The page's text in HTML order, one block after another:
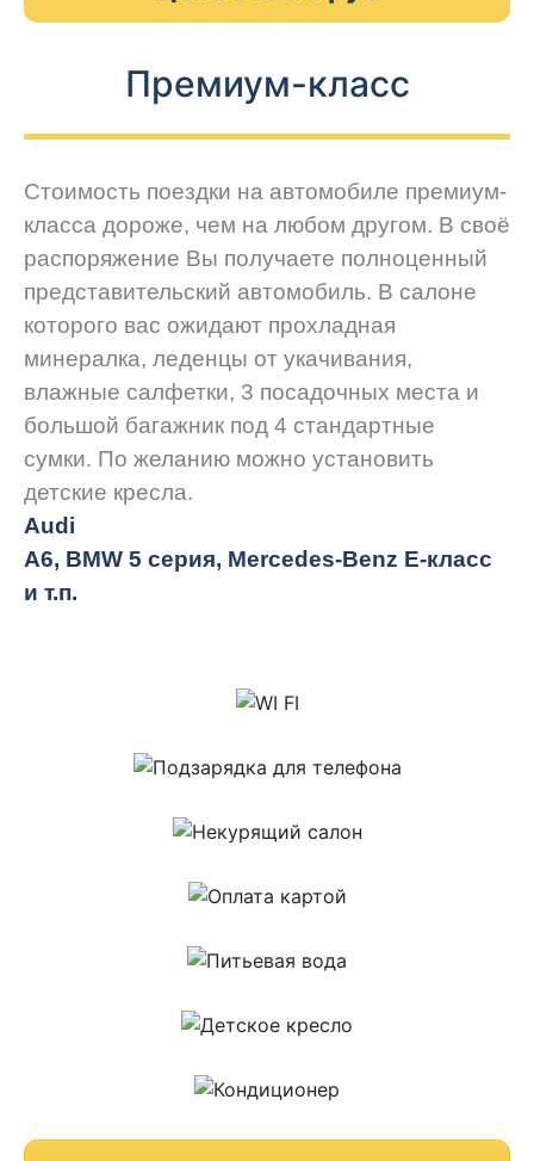
Премиум-класс
Стоимость поездки на автомобиле премиум-
класса дороже, чем на любом другом. В своё
распоряжение Вы получаете полноценный
представительский автомобиль. В салоне
которого вас ожидают прохладная
минералка, леденцы от укачивания,
влажные салфетки, 3 посадочных места и
большой багажник под 4 стандартные
сумки. По желанию можно установить
детские кресла.
Audi
A6, BMW 5 серия, Mercedes-Benz E-класс
и т.п.